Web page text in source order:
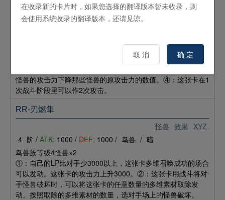
轻盈水星
①：这张卡高等召唤成功时可以发动。场上的怪兽全部变为表
侧攻击表示。②：这张卡可以将3只怪兽解放作召唤。③：只要
怪兽的攻击力下降那些怪兽的原攻击力的数值。④：这张卡在1
次战斗阶段里可以作2次攻击。
怪兽 效果 XYZ
RR-刃燃隼
4 阶 / ATK: 1000 / DEF: 1000 / 鸟兽 / 暗
鸟兽族等级4怪兽×2
①：自己的LP比对手少3000以上，这张卡多维召唤成功的场合
可以发动。这张卡的攻击力上升3000。②：这张卡用战斗将对
手怪兽破坏时，可以将这张卡的任意数量的多维素材取除发
动。按照取除的多维素材的数量，选对手场上的怪兽破坏。
在收录新的卡片时，如果您选择的翻译版本暂未收录，则
会使用系统收录的翻译版本，还请见谅。
取 消 确 定